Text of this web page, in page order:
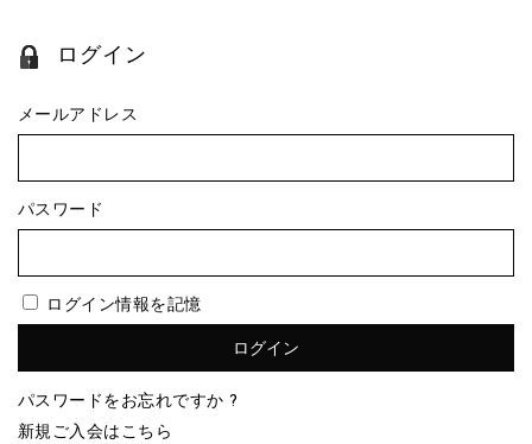
ログイン
メールアドレス
パスワード
ログイン情報を記憶
パスワードをお忘れですか ?
新規ご入会はこちら